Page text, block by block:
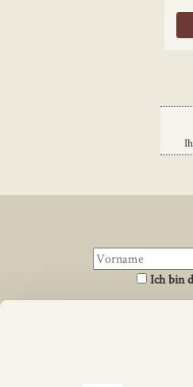
Ich bin
PERFECT ROUND ist ein